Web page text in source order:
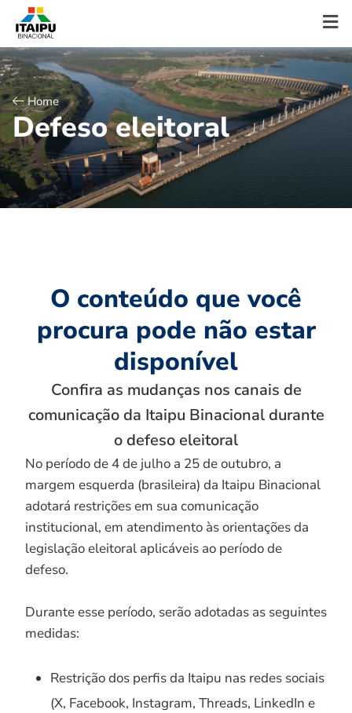
Home
Defeso eleitoral
O conteúdo que você
procura pode não estar
disponível
Confira as mudanças nos canais de
comunicação da Itaipu Binacional durante
o defeso eleitoral
No período de 4 de julho a 25 de outubro, a
margem esquerda (brasileira) da Itaipu Binacional
adotará restrições em sua comunicação
institucional, em atendimento às orientações da
legislação eleitoral aplicáveis ao período de
defeso.
Durante esse período, serão adotadas as seguintes
medidas:
Restrição dos perfis da Itaipu nas redes sociais
(X, Facebook, Instagram, Threads, LinkedIn e